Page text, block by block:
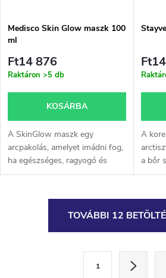
Medisco Skin Glow maszk 100
ml
Ft14 876
Raktáron >5 db
KOSÁRBA
A SkinGlow maszk egy
arcpakolás, amelyet imádni fog,
ha egészséges, ragyogó és
tökéletesen hidratált bőrre
hogy átfogó ápolást nyújtson,
A
a bőr
a
TOVÁBBI 12
1